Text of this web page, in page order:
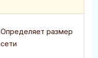
Определяет размер
сети